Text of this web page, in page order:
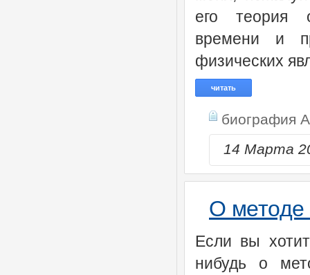
его теория
времени и
физических
читать
биография
14 Марта
О методе
Если вы
нибудь о